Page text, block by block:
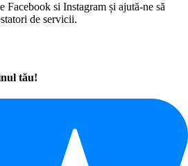
Facebook si Instagram și ajută-ne să
de servicii.
tău!